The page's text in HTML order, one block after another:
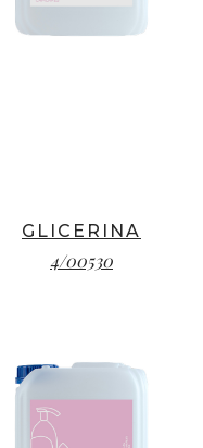
GLICERINA
4/00530